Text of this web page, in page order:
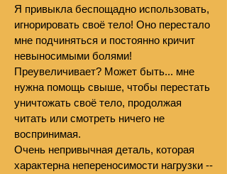
Я привыкла беспощадно использовать,
игнорировать своё тело! Оно перестало
мне подчиняться и постоянно кричит
невыносимыми болями!
Преувеличивает? Может быть... мне
нужна помощь свыше, чтобы перестать
уничтожать своё тело, продолжая
читать или смотреть ничего не
воспринимая.
Очень непривычная деталь, которая
характерна непереносимости нагрузки --